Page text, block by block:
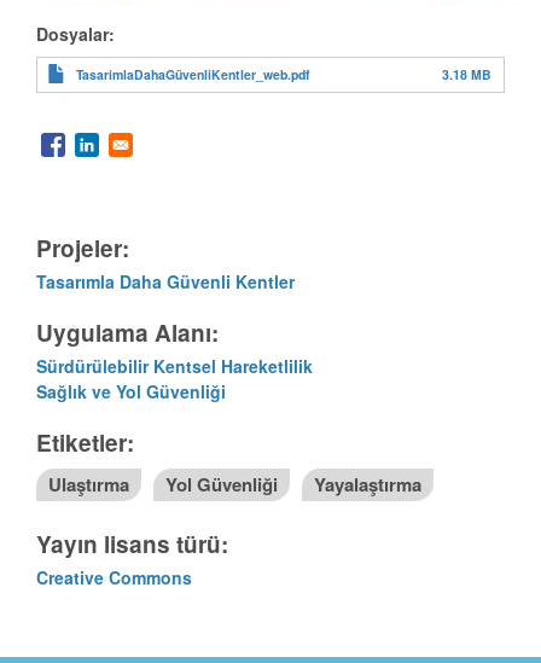
Dosyalar:
TasarimlaDahaGüvenliKentler_web.pdf 3.18 MB
Projeler:
Tasarımla Daha Güvenli Kentler
Uygulama Alanı:
Sürdürülebilir Kentsel Hareketlilik
Sağlık ve Yol Güvenliği
Etiketler:
Ulaştırma Yol Güvenliği Yayalaştırma
Yayın lisans türü:
Creative Commons